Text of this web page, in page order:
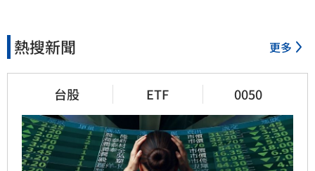
熱搜新聞 更多
台股 ETF 0050